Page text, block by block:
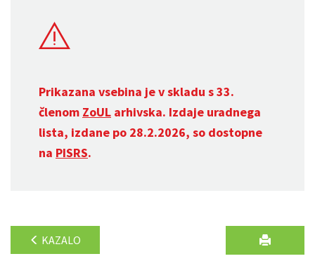
Prikazana vsebina je v skladu s 33.
členom ZoUL arhivska. Izdaje uradnega
lista, izdane po 28.2.2026, so dostopne
na PISRS.
KAZALO